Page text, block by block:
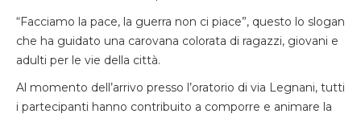
“Facciamo la pace, la guerra non ci piace”, questo lo slogan
che ha guidato una carovana colorata di ragazzi, giovani e
adulti per le vie della città.
Al momento dell’arrivo presso l’oratorio di via Legnani, tutti
i partecipanti hanno contribuito a comporre e animare la